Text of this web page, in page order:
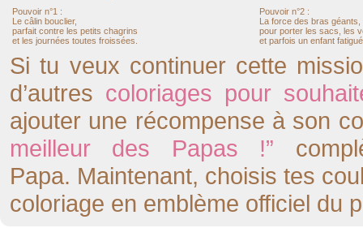
Pouvoir n°1 :
Le câlin bouclier,
parfait contre les petits chagrins
et les journées toutes froissées.
Pouvoir n°2 :
La force des bras géants,
pour porter les sacs, les
et parfois un enfant
Si tu veux continuer cette
d’autres coloriages pour
ajouter une récompense à son
meilleur des Papas !”
Papa. Maintenant, choisis tes
coloriage en emblème officiel du